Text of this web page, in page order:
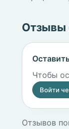
Отзывы
Чтобы
Войти
Отзывов